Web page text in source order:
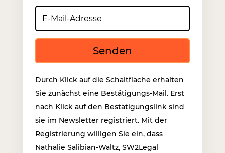
Senden
Durch Klick auf die Schaltfläche erhalten
Sie zunächst eine Bestätigungs-Mail. Erst
nach Klick auf den Bestätigungslink sind
sie im Newsletter registriert. Mit der
Registrierung willigen Sie ein, dass
Nathalie Salibian-Waltz, SW2Legal